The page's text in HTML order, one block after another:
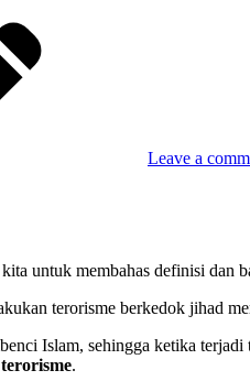
Leave a
untuk membahas definisi dan
terorisme berkedok jihad
Islam, sehingga ketika
.